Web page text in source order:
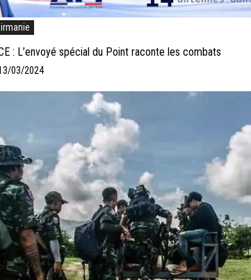
: L’envoyé spécial du Point raconte les combats
03/2024